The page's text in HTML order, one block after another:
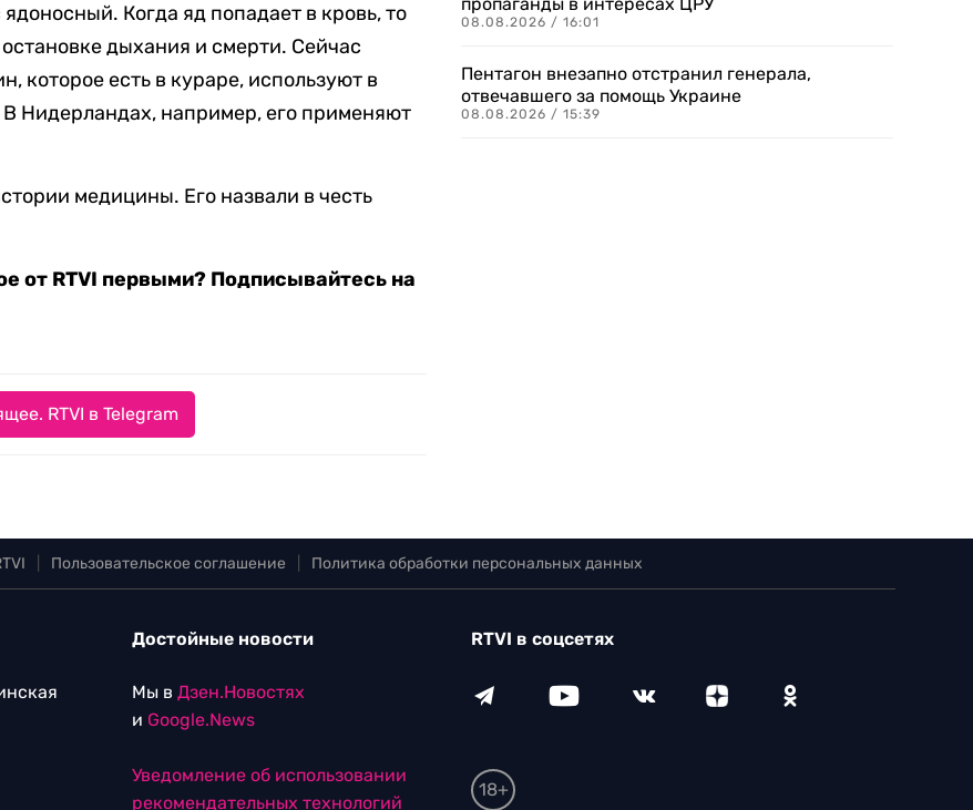
Когда яд попадает в кровь, то
дыхания и смерти. Сейчас
которое есть в кураре, используют в
Нидерландах, например, его применяют
медицины. Его назвали в честь
от RTVI первыми? Подписывайтесь на
RTVI в Telegram
08.08.2026 / 16:01
Пентагон внезапно отстранил генерала,
отвечавшего за помощь Украине
08.08.2026 / 15:39
Пользовательское соглашение Политика обработки персональных данных
Достойные новости
Мы в Дзен.Новостях
и Google.News
Уведомление об использовании
рекомендательных технологий
RTVI в соцсетях
18+